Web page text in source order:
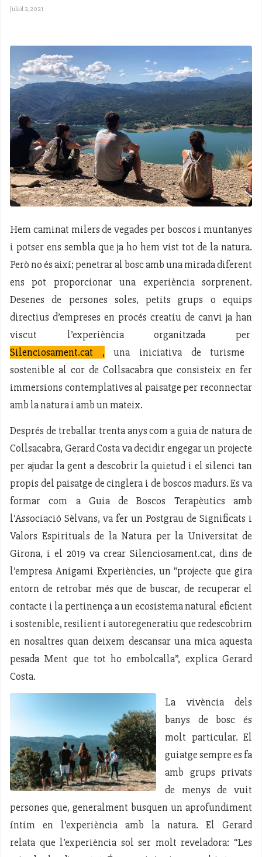
Juliol 2,2021
Hem caminat milers de vegades per boscos i muntanyes
i potser ens sembla que ja ho hem vist tot de la natura.
Però no és així; penetrar al bosc amb una mirada diferent
ens pot proporcionar una experiència sorprenent.
Desenes de persones soles, petits grups o equips
directius d’empreses en procés creatiu de canvi ja han
viscut l’experiència organitzada per
Silenciosament.cat
, una iniciativa de turisme
sostenible al cor de Collsacabra que consisteix en fer
immersions contemplatives al paisatge per reconnectar
amb la natura i amb un mateix.
Després de treballar trenta anys com a guia de natura de
Collsacabra, Gerard Costa va decidir engegar un projecte
per ajudar la gent a descobrir la quietud i el silenci tan
propis del paisatge de cinglera i de boscos madurs. Es va
formar com a Guia de Boscos Terapèutics amb
l’Associació Sèlvans, va fer un Postgrau de Significats i
Valors Espirituals de la Natura per la Universitat de
Girona, i el 2019 va crear Silenciosament.cat, dins de
l’empresa Anigami Experiències, un "projecte que gira
entorn de retrobar més que de buscar, de recuperar el
contacte i la pertinença a un ecosistema natural eficient
i sostenible, resilient i autoregeneratiu que redescobrim
en nosaltres quan deixem descansar una mica aquesta
pesada Ment que tot ho embolcalla”, explica Gerard
Costa.
La vivència dels
banys de bosc és
molt particular. El
guiatge sempre es fa
amb grups privats
de menys de vuit
persones que, generalment busquen un aprofundiment
íntim en l’experiència amb la natura. El Gerard
relata que l’experiència sol ser molt reveladora: “Les